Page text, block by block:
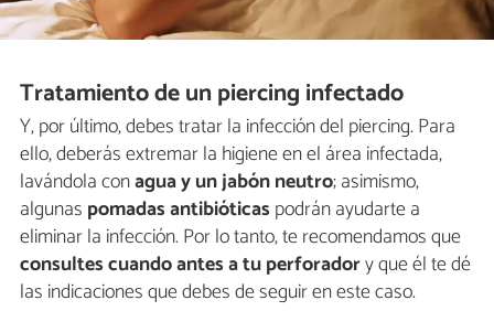
Tratamiento de un piercing infectado
Y, por último, debes tratar la infección del piercing. Para
ello, deberás extremar la higiene en el área infectada,
lavándola conagua y un jabón neutro; asimismo,
algunas pomadas antibióticas podrán ayudarte a
eliminar la infección. Por lo tanto, te recomendamos que
consultes cuando antes a tu perforadory que él te dé
las indicaciones que debes de seguir en este caso.